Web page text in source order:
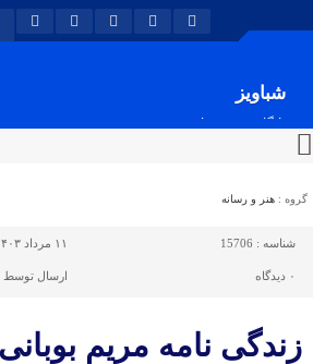
شباویز
پایگاه خبری شباویز
گروه : هنر و رسانه
شناسه : 15706 ۱۱ مرداد ۱۴۰۳ - ۲۰:۵۲
۰ دیدگاه ارسال توسط
زندگی نامه مریم